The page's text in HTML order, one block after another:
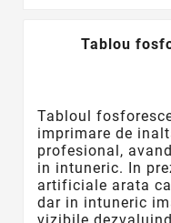
Tablou
Tabloul
imprimare de
profesional,
in intuneric. In
artificiale arata
dar in intuneric